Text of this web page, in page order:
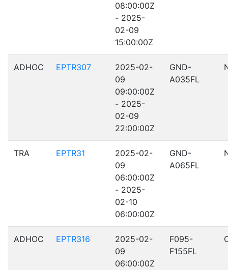
08:00:00Z
- 2025-
02-09
15:00:00Z
ADHOC EPTR307
2025-02-
09
09:00:00Z
- 2025-
02-09
22:00:00Z
GND-
A035FL
TRA EPTR31
2025-02-
09
06:00:00Z
- 2025-
02-10
06:00:00Z
GND-
A065FL
ADHOC EPTR316
2025-02-
09
06:00:00Z
F095-
F155FL